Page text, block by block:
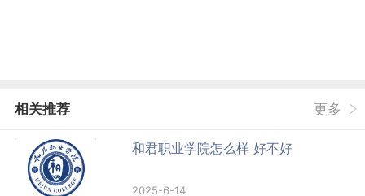
相关推荐 更多
和君职业学院怎么样 好不好
2025-6-14